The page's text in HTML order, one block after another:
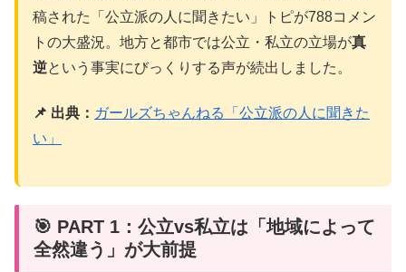
稿された「公立派の人に聞きたい」トピが788コメン
トの大盛況。地方と都市では公立・私立の立場が真
逆という事実にびっくりする声が続出しました。
📌 出典： ガールズちゃんねる「公立派の人に聞きた
い」
🎯 PART 1：公立vs私立は「地域によって
全然違う」が大前提